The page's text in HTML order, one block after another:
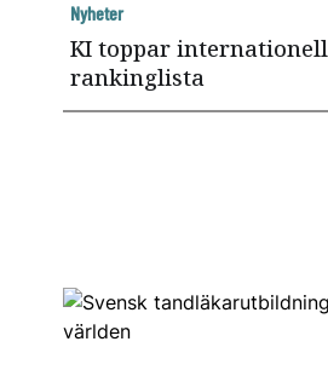
KI toppar internationell
rankinglista
Nyheter